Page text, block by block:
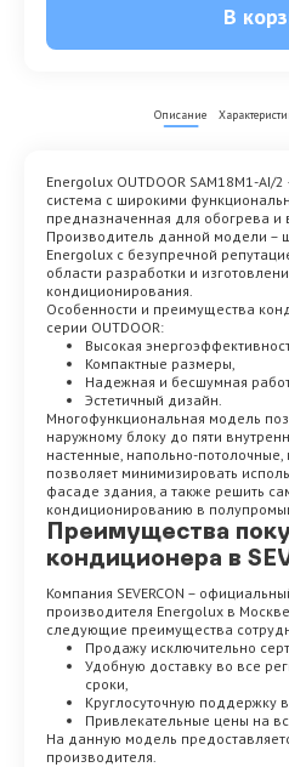
В
Описание
Energolux OUTDOOR SAM18M1-AI/
система с широкими
предназначенная для обогрева и
Производитель данной модели –
Energolux с безупречной
области разработки и
кондиционирования.
Особенности и преимущества
серии OUTDOOR:
Высокая
Компактные размеры,
Надежная и бесшумная
Эстетичный дизайн.
Многофункциональная модель
наружному блоку до пяти
настенные, напольно-потолочные,
позволяет минимизировать
фасаде здания, а также решить
кондиционированию в
Преимущества
кондиционера в
Компания SEVERCON –
производителя Energolux в
следующие преимущества
Продажу исключительно
Удобную доставку во все
сроки,
Круглосуточную поддержку
Привлекательные цены на
На данную модель
производителя.